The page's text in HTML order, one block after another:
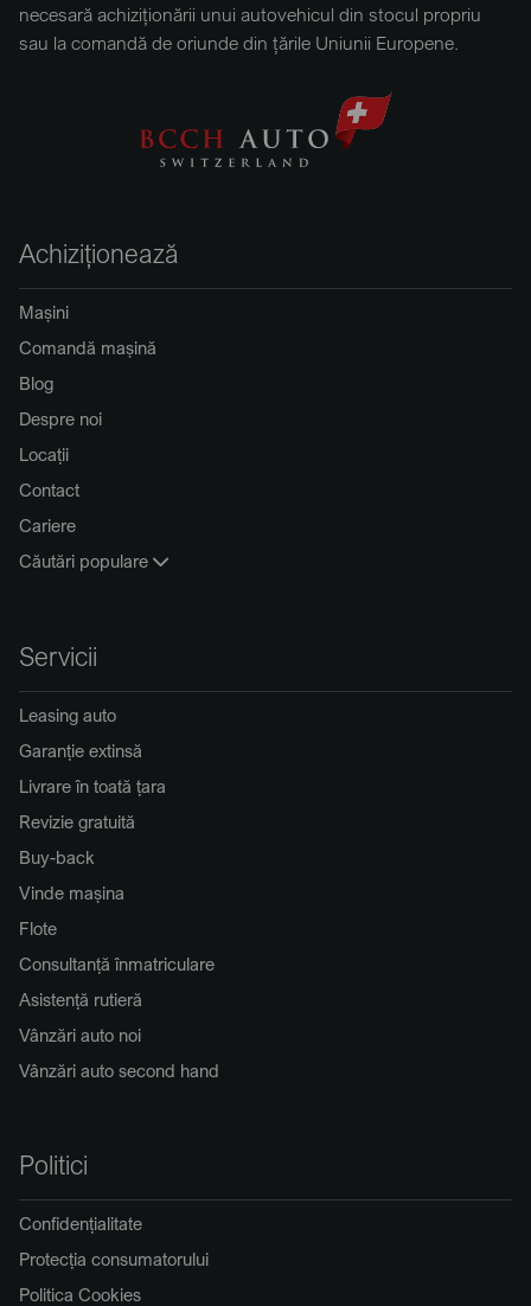
necesară achiziționării unui autovehicul din stocul propriu
sau la comandă de oriunde din țările Uniunii Europene.
Achiziționează
Mașini
Comandă mașină
Blog
Despre noi
Locații
Contact
Cariere
Căutări populare
Servicii
Leasing auto
Garanție extinsă
Livrare în toată țara
Revizie gratuită
Buy-back
Vinde mașina
Flote
Consultanță înmatriculare
Asistență rutieră
Vânzări auto noi
Vânzări auto second hand
Politici
Confidențialitate
Protecția consumatorului
Politica Cookies